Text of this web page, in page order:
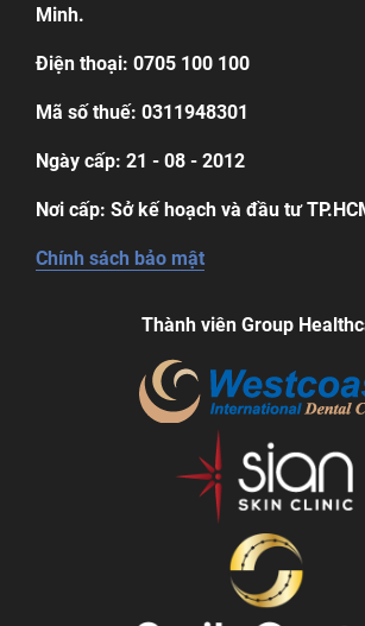
Minh.
Điện thoại: 0705 100 100
Mã số thuế: 0311948301
Ngày cấp: 21 - 08 - 2012
Nơi cấp: Sở kế hoạch và đầu tư
Chính sách bảo mật
Thành viên Group